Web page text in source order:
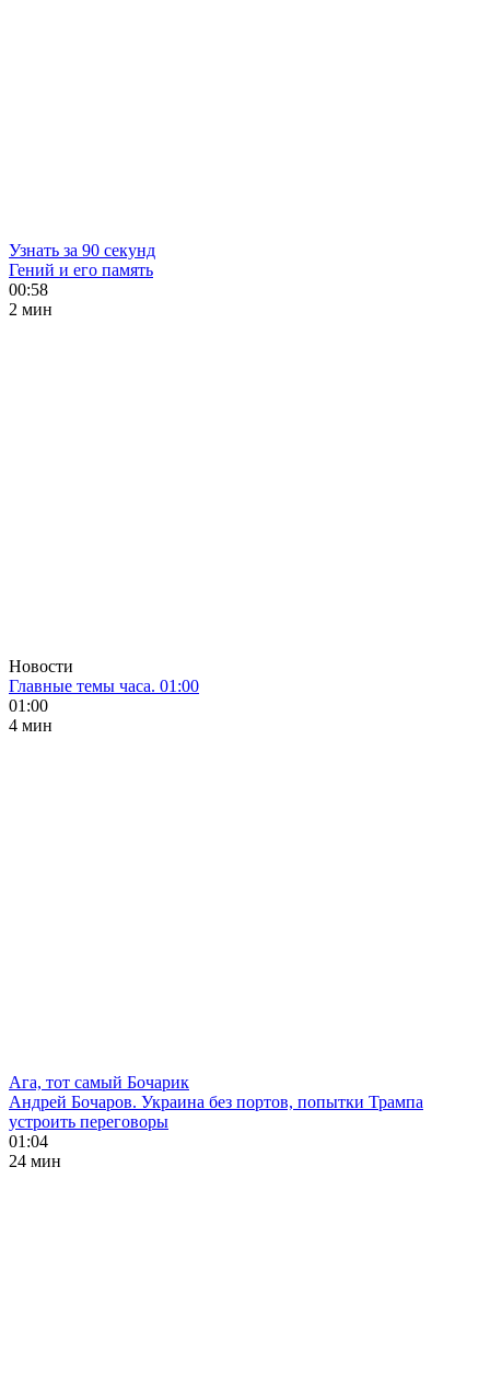
Узнать за 90 секунд
Гений и его память
00:58
2 мин
Новости
Главные темы часа. 01:00
01:00
4 мин
Ага, тот самый Бочарик
Андрей Бочаров. Украина без портов, попытки Трампа
устроить переговоры
01:04
24 мин